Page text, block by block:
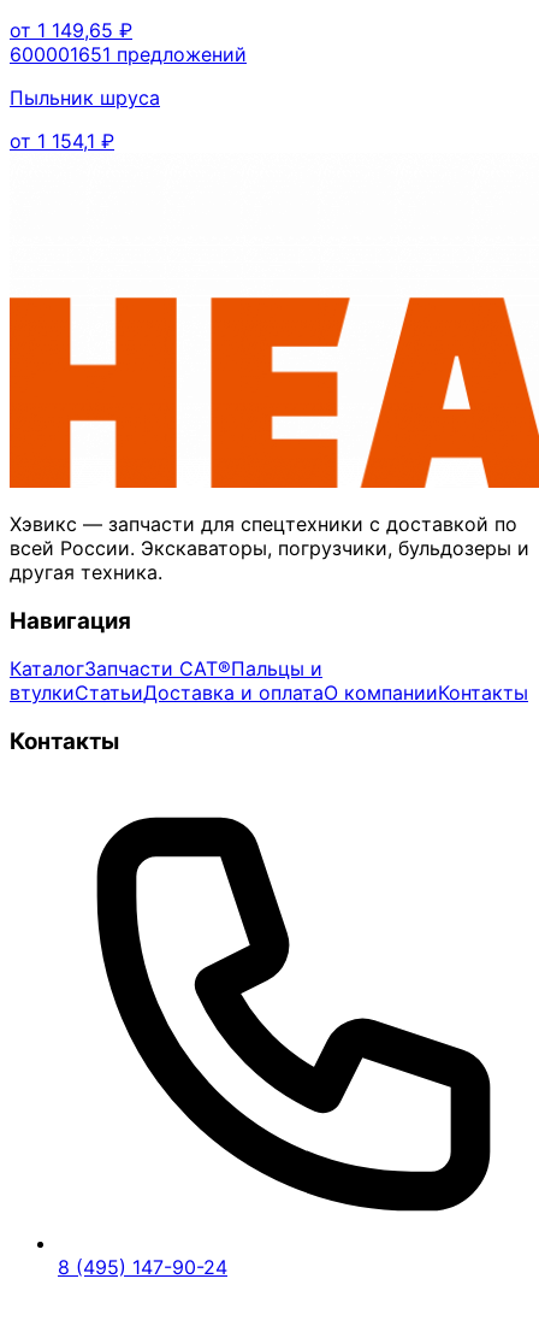
от 1 149,65 ₽
600001651 предложений
Пыльник шруса
от 1 154,1 ₽
Хэвикс — запчасти для спецтехники с доставкой по
всей России. Экскаваторы, погрузчики, бульдозеры и
другая техника.
Навигация
КаталогЗапчасти CAT®Пальцы и
втулкиСтатьиДоставка и оплатаО компанииКонтакты
Контакты
8 (495) 147-90-24